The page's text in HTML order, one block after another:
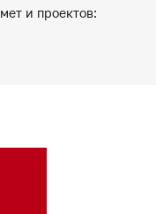
и проектов: